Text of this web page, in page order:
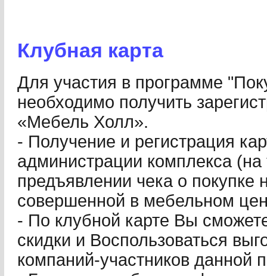
Клубная карта
Для участия в программе
необходимо получить
«Мебель Холл».
- Получение и регистрация
администрации комплекса
предъявлении чека о
совершенной в мебельном
- По клубной карте Вы
скидки и Воспользоваться
компаний-участников данной